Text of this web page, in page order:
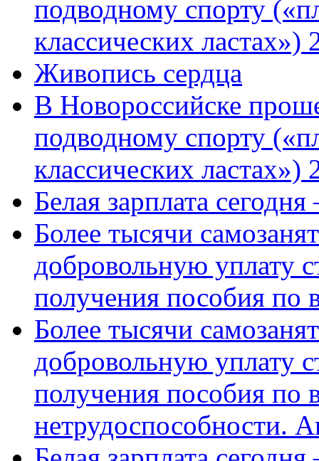
подводному спорту
классических
Живопись сердца
В Новороссийске
подводному спорту
классических ластах»)
Белая зарплата
Более тысячи
добровольную уплату
получения пособия по
Более тысячи
добровольную уплату
получения пособия по
нетрудоспособности.